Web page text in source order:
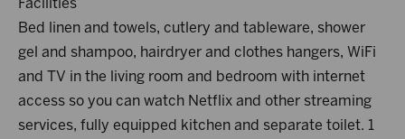
Facilities
Bed linen and towels, cutlery and tableware, shower
gel and shampoo, hairdryer and clothes hangers, WiFi
and TV in the living room and bedroom with internet
access so you can watch Netflix and other streaming
services, fully equipped kitchen and separate toilet. 1